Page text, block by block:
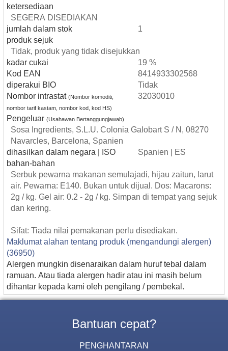
ketersediaan
SEGERA DISEDIAKAN
jumlah dalam stok
1
produk sejuk
Tidak, produk yang tidak disejukkan
kadar cukai
19 %
Kod EAN
8414933302568
diperakui BIO
Tidak
Nombor intrastat (Nombor komoditi,
nombor tarif kastam, nombor kod, kod HS)
32030010
Pengeluar (Usahawan Bertanggungjawab)
Sosa Ingredients, S.L.U. Colonia Galobart S / N, 08270
Navarcles, Barcelona, Spanien
dihasilkan dalam negara | ISO
Spanien | ES
bahan-bahan
Serbuk pewarna makanan semulajadi, hijau zaitun, larut
air. Pewarna: E140. Bukan untuk dijual. Dos: Macarons:
2g / kg. Gel air: 0.2 - 2g / kg. Simpan di tempat yang sejuk
dan kering.
Sifat: Tiada nilai pemakanan perlu disediakan.
Maklumat alahan tentang produk (mengandungi alergen)
(36950)
Alergen mungkin disenaraikan dalam huruf tebal dalam
ramuan. Atau tiada alergen hadir atau ini masih belum
dihantar kepada kami oleh pengilang / pembekal.
Bantuan cepat?
PENGHANTARAN